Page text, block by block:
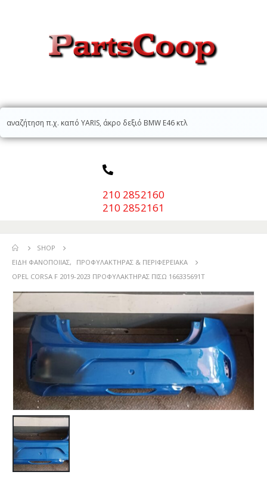
210 2852160
210 2852161
SHOP
ΕΊΔΗ ΦΑΝΟΠΟΙΊΑΣ,
ΠΡΟΦΥΛΑΚΤΉΡΑΣ & ΠΕΡΙΦΕΡΕΙΑΚΆ
OPEL CORSA F 2019-2023 ΠΡΟΦΥΛΑΚΤΗΡΑΣ ΠΙΣΩ 166335691T